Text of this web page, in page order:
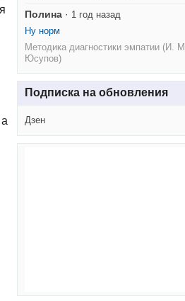
Полина · 1 год назад
Ну норм
Методика диагностики эмпатии (И. М.
Юсупов)
Подписка на обновления
Дзен